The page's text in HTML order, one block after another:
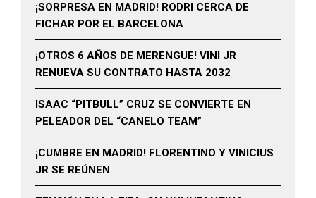
¡SORPRESA EN MADRID! RODRI CERCA DE
FICHAR POR EL BARCELONA
¡OTROS 6 AÑOS DE MERENGUE! VINI JR
RENUEVA SU CONTRATO HASTA 2032
ISAAC “PITBULL” CRUZ SE CONVIERTE EN
PELEADOR DEL “CANELO TEAM”
¡CUMBRE EN MADRID! FLORENTINO Y VINICIUS
JR SE REÚNEN